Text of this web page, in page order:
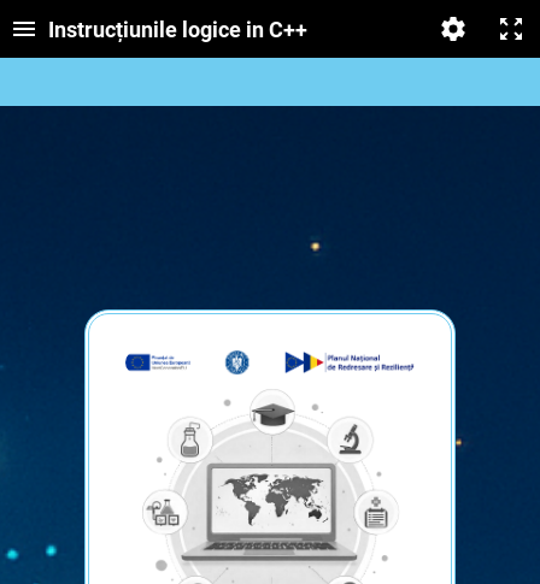
Instrucțiunile logice in C++